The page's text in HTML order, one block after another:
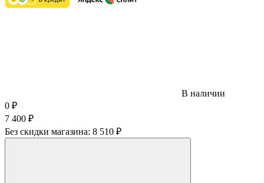
В наличии
0 ₽
7 400 ₽
Без скидки магазина: 8 510 ₽